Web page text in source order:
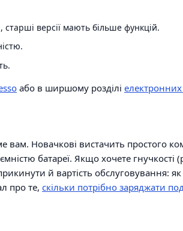
версії мають більше функцій.
або в ширшому розділі електронних
вам. Новачкові вистачить простого
батареї. Якщо хочете гнучкості
й вартість обслуговування: як
про те, скільки потрібно заряджати